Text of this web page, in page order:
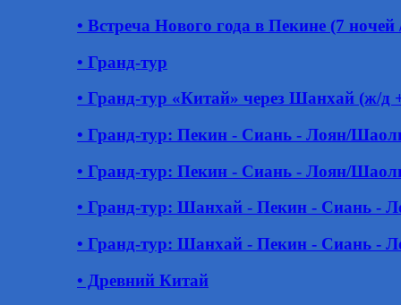
• Встреча Нового года в Пекине (7 ночей
• Гранд-тур
• Гранд-тур «Китай» через Шанхай (ж/д
• Гранд-тур: Пекин - Сиань - Лоян/
• Гранд-тур: Пекин - Сиань - Лоян/
• Гранд-тур: Шанхай - Пекин - Сиань -
• Гранд-тур: Шанхай - Пекин - Сиань -
• Древний Китай